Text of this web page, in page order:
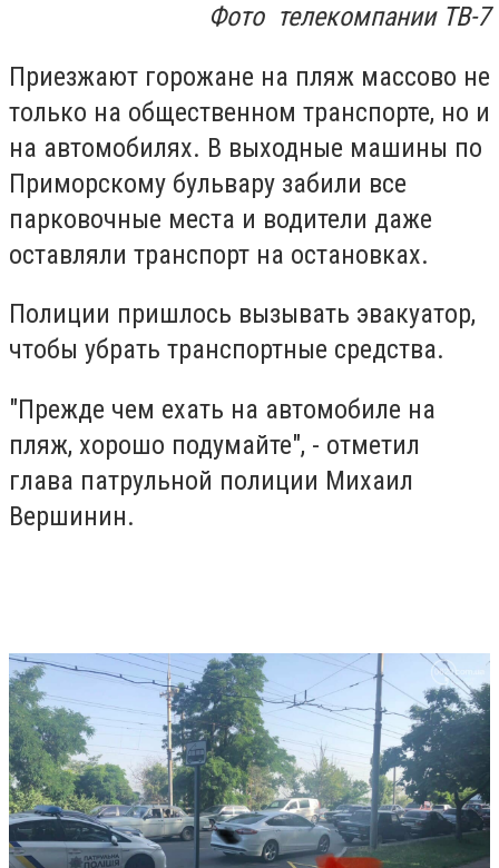
Фото телекомпании ТВ-7
Приезжают горожане на пляж массово не
только на общественном транспорте, но и
на автомобилях. В выходные машины по
Приморскому бульвару забили все
парковочные места и водители даже
оставляли транспорт на остановках.
Полиции пришлось вызывать эвакуатор,
чтобы убрать транспортные средства.
"Прежде чем ехать на автомобиле на
пляж, хорошо подумайте", - отметил
глава патрульной полиции Михаил
Вершинин.